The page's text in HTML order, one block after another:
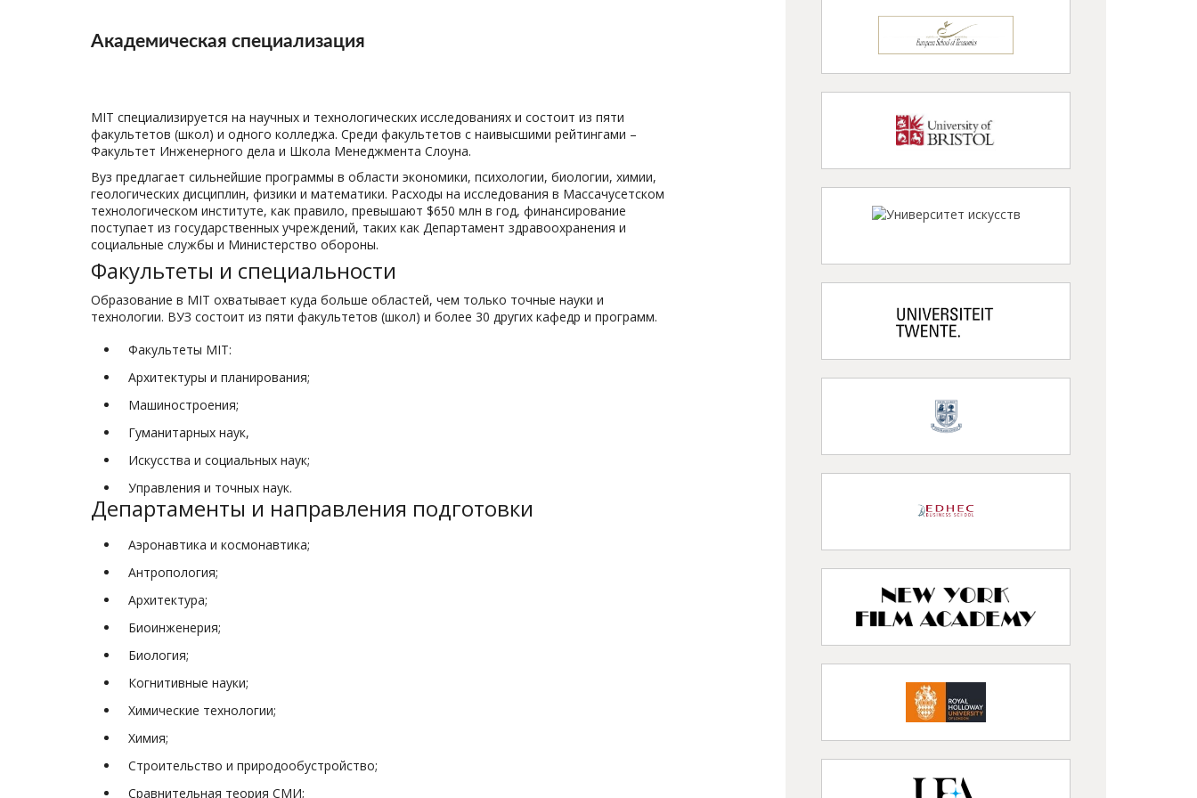
Академическая специализация
MIT специализируется на научных и технологических исследованиях и состоит из пяти
факультетов (школ) и одного колледжа. Среди факультетов с наивысшими рейтингами –
Факультет Инженерного дела и Школа Менеджмента Слоуна.
Вуз предлагает сильнейшие программы в области экономики, психологии, биологии, химии,
геологических дисциплин, физики и математики. Расходы на исследования в Массачусетском
технологическом институте, как правило, превышают $650 млн в год, финансирование
поступает из государственных учреждений, таких как Департамент здравоохранения и
социальные службы и Министерство обороны.
Факультеты и специальности
Образование в MIT охватывает куда больше областей, чем только точные науки и
технологии. ВУЗ состоит из пяти факультетов (школ) и более 30 других кафедр и программ.
Факультеты MIT:
Архитектуры и планирования;
Машиностроения;
Гуманитарных наук,
Искусства и социальных наук;
Управления и точных наук.
Департаменты и направления подготовки
Аэронавтика и космонавтика;
Антропология;
Архитектура;
Биоинженерия;
Биология;
Когнитивные науки;
Химические технологии;
Химия;
Строительство и природообустройство;
Сравнительная теория СМИ;